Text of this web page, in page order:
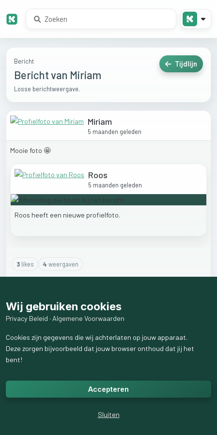
Bericht
Bericht van Miriam
Losse berichtweergave.
Tijdlijn
Miriam
5 maanden geleden
Mooie foto 🤩
Roos
5 maanden geleden
Roos heeft een nieuwe profielfoto.
3likes 4 weergaven
Wij gebruiken cookies
Privacy Beleid · Algemene Voorwaarden
Cookies zijn gegevens die wij achterlaten op jouw apparaat.
Deze zorgen bijvoorbeeld dat jouw browser onthoud dat jij het
bent!
Accepteren
Sluiten